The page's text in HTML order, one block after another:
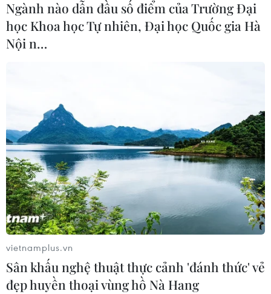
Ngành nào dẫn đầu số điểm của Trường Đại
học Khoa học Tự nhiên, Đại học Quốc gia Hà
Nội n…
vietnamplus.vn
Sân khấu nghệ thuật thực cảnh 'đánh thức' vẻ
đẹp huyền thoại vùng hồ Nà Hang